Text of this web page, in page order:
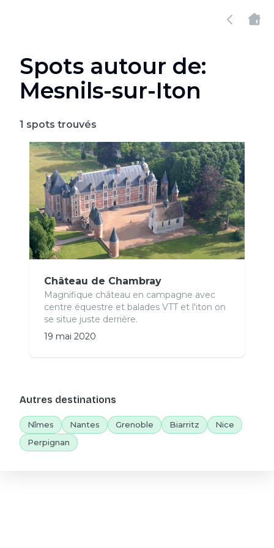
Spots autour de:
Mesnils-sur-Iton
1 spots trouvés
Château de Chambray
Magnifique château en campagne avec
centre équestre et balades VTT et l'iton on
se situe juste derrière.
19 mai 2020
Autres destinations
Nîmes Nantes Grenoble Biarritz
Nice
Perpignan